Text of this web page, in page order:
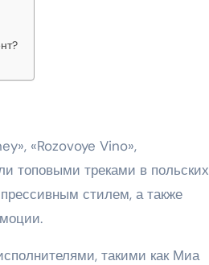
«Rozovoye Vino»,
топовыми треками в польских
стилем, а также
такими как Миа